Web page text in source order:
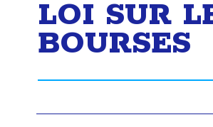
LOI SUR
BOURSES